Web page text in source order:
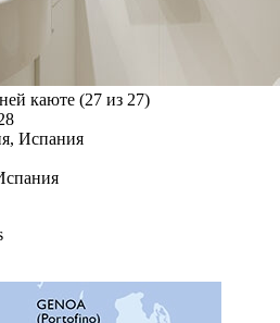
каюте (27 из 27)
Испания